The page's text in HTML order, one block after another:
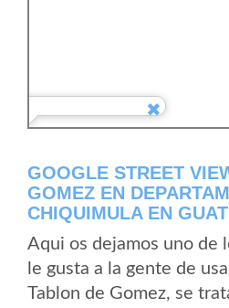
GOOGLE STREET
GOMEZ EN
CHIQUIMULA EN
Aqui os dejamos uno de
le gusta a la gente de
Tablon de Gomez, se